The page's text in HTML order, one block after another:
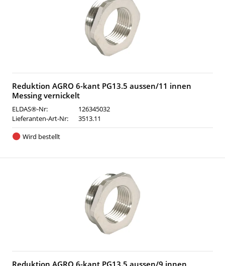
Reduktion AGRO 6-kant PG13.5 aussen/11 innen
Messing vernickelt
ELDAS®-Nr:
126345032
Lieferanten-Art-Nr:
3513.11
Wird bestellt
Reduktion AGRO 6-kant PG13.5 aussen/9 innen